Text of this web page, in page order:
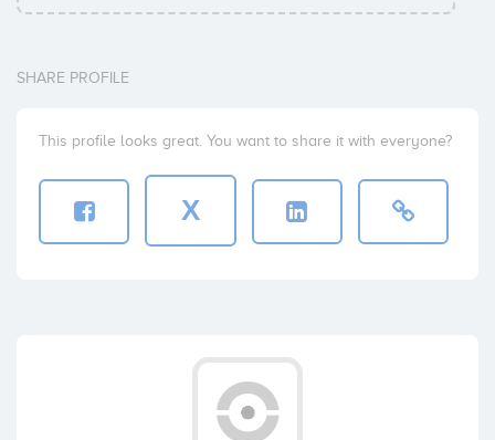
SHARE PROFILE
This profile looks great. You want to share it with everyone?
X